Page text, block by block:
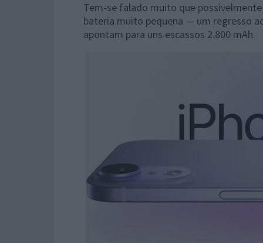
Tem-se falado muito que
bateria muito pequena — um regresso
apontam para uns escassos 2.800 mAh.